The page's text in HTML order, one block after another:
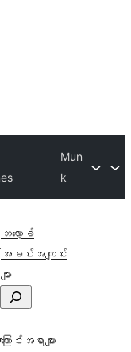
Mun
k
ဘလော့ခ်
အခင်းအကျင်း
များ
ြောင်းအရာများ